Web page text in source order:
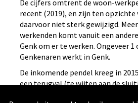
De cijfers omtrent de woon-
recent (2019), en zijn ten opzichte
daarvoor niet sterk gewijzigd.
werkenden komt vanuit een
Genk om er te werken. Ongeveer 1
Genkenaren werkt in Genk.
De inkomende pendel kreeg in
een terugval (te wijten aan de